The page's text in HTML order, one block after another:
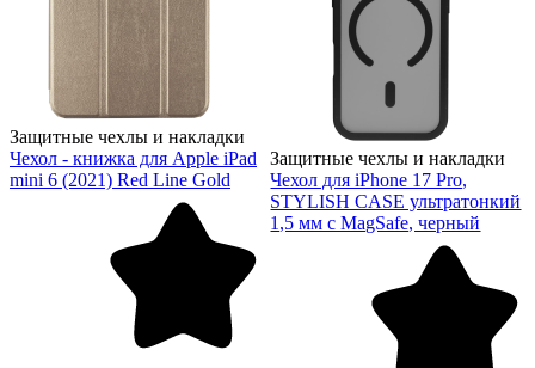
Защитные чехлы и накладки
Чехол - книжка для Apple iPad
mini 6 (2021) Red Line Gold
Защитные чехлы и накладки
Чехол для iPhone 17 Pro,
STYLISH CASE ультратонкий
1,5 мм с MagSafe, черный